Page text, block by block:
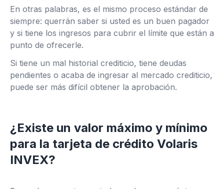
En otras palabras, es el mismo proceso estándar de
siempre: querrán saber si usted es un buen pagador
y si tiene los ingresos para cubrir el límite que están a
punto de ofrecerle.
Si tiene un mal historial crediticio, tiene deudas
pendientes o acaba de ingresar al mercado crediticio,
puede ser más difícil obtener la aprobación.
¿Existe un valor máximo y mínimo
para la tarjeta de crédito Volaris
INVEX?